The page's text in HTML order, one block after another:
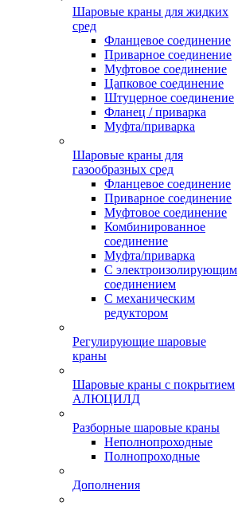
Шаровые краны для жидких
сред
Фланцевое соединение
Приварное соединение
Муфтовое соединение
Цапковое соединение
Штуцерное соединение
Фланец / приварка
Муфта/приварка
Шаровые краны для
газообразных сред
Фланцевое соединение
Приварное соединение
Муфтовое соединение
Комбинированное
соединение
Муфта/приварка
С электроизолирующим
соединением
С механическим
редуктором
Регулирующие шаровые
краны
Шаровые краны с покрытием
АЛЮЦИЛД
Разборные шаровые краны
Неполнопроходные
Полнопроходные
Дополнения